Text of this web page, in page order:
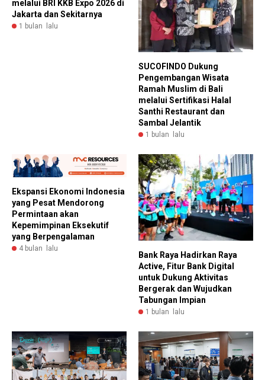
melalui BRI KKB Expo 2026 di
Jakarta dan Sekitarnya
1 bulan lalu
SUCOFINDO Dukung
Pengembangan Wisata
Ramah Muslim di Bali
melalui Sertifikasi Halal
Santhi Restaurant dan
Sambal Jelantik
1 bulan lalu
Ekspansi Ekonomi Indonesia
yang Pesat Mendorong
Permintaan akan
Kepemimpinan Eksekutif
yang Berpengalaman
4 bulan lalu
Bank Raya Hadirkan Raya
Active, Fitur Bank Digital
untuk Dukung Aktivitas
Bergerak dan Wujudkan
Tabungan Impian
1 bulan lalu